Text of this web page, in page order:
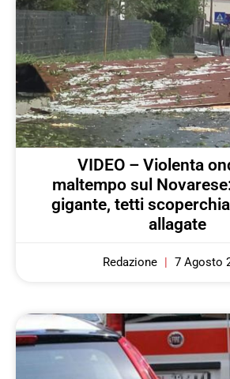
VIDEO – Violenta
maltempo sul
gigante, tetti
allagate
Redazione 7 Agosto